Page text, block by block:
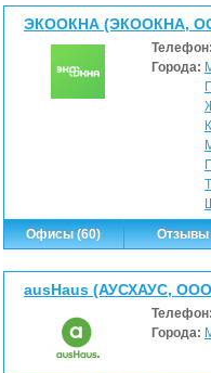
ЭКООКНА (ЭКООКНА,
Города:
Офисы (60)
Отзывы
ausHaus (АУСХАУС,
Города: